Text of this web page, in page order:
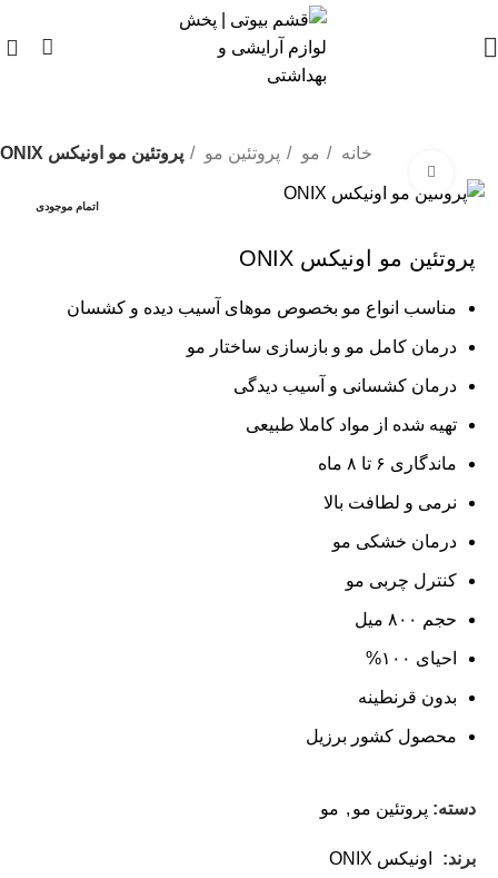
خانه مو پروتئین مو پروتئین مو اونیکس ONIX
اتمام موجودی
پروتئین مو اونیکس ONIX
مناسب انواع مو بخصوص موهای آسیب دیده و کشسان
درمان کامل مو و بازسازی ساختار مو
درمان کشسانی و آسیب دیدگی
تهیه شده از مواد کاملا طبیعی
ماندگاری ۶ تا ۸ ماه
نرمی و لطافت بالا
درمان خشکی مو
کنترل چربی مو
حجم ۸۰۰ میل
احیای ۱۰۰%
بدون قرنطینه
محصول کشور برزیل
دسته: پروتئین مو , مو
برند: اونیکس ONIX